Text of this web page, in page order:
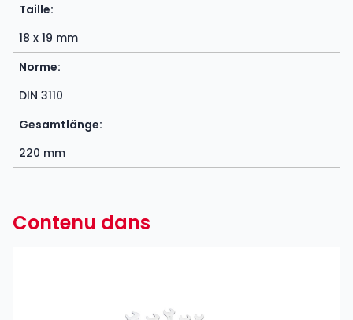
Taille:
18 x 19 mm
Norme:
DIN 3110
Gesamtlänge:
220 mm
Contenu dans